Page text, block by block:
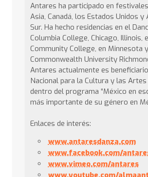
Antares ha participado en
Asia, Canadá, los Estados Unidos y
Sur. Ha hecho residencias en el
Columbia College, Chicago, Illinois,
Community College, en Minnesota
Commonwealth University
Antares actualmente es
Nacional para la Cultura y las Artes
dentro del programa “México en
más importante de su género en
Enlaces de interés:
www.antaresdanza.com
www.facebook.com/
www.vimeo.com/antares
www.youtube.com/